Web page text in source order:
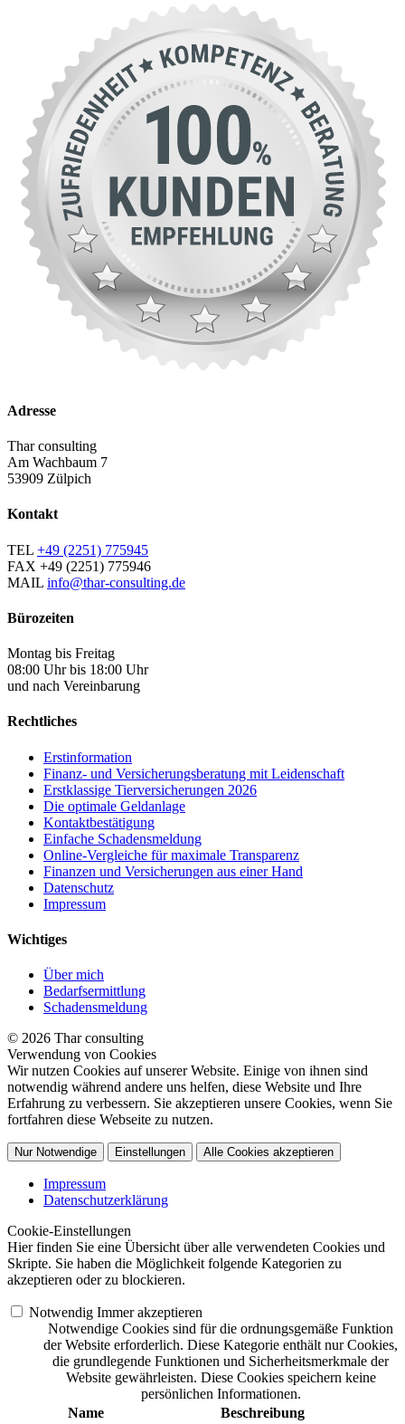
Adresse
Thar consulting
Am Wachbaum 7
53909 Zülpich
Kontakt
TEL +49 (2251) 775945
FAX +49 (2251) 775946
MAIL info@thar-consulting.de
Bürozeiten
Montag bis Freitag
08:00 Uhr bis 18:00 Uhr
und nach Vereinbarung
Rechtliches
Erstinformation
Finanz- und Versicherungsberatung mit Leidenschaft
Erstklassige Tierversicherungen 2026
Die optimale Geldanlage
Kontaktbestätigung
Einfache Schadensmeldung
Online-Vergleiche für maximale Transparenz
Finanzen und Versicherungen aus einer Hand
Datenschutz
Impressum
Wichtiges
Über mich
Bedarfsermittlung
Schadensmeldung
© 2026 Thar consulting
Verwendung von Cookies
Wir nutzen Cookies auf unserer Website. Einige von ihnen sind
notwendig während andere uns helfen, diese Website und Ihre
Erfahrung zu verbessern. Sie akzeptieren unsere Cookies, wenn Sie
fortfahren diese Webseite zu nutzen.
Nur Notwendige Einstellungen Alle Cookies akzeptieren
Impressum
Datenschutzerklärung
Cookie-Einstellungen
Hier finden Sie eine Übersicht über alle verwendeten Cookies und
Skripte. Sie haben die Möglichkeit folgende Kategorien zu
akzeptieren oder zu blockieren.
Notwendig Immer akzeptieren
Notwendige Cookies sind für die ordnungsgemäße Funktion
der Website erforderlich. Diese Kategorie enthält nur Cookies,
die grundlegende Funktionen und Sicherheitsmerkmale der
Website gewährleisten. Diese Cookies speichern keine
persönlichen Informationen.
Name
Beschreibung